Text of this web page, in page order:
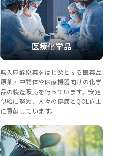
医療化学品
吸入麻酔原薬をはじめとする医薬品
原薬・中間体や医療機器向けの化学
品の製造販売を行っています。安定
供給に努め、人々の健康とQOL向上
に貢献しています。